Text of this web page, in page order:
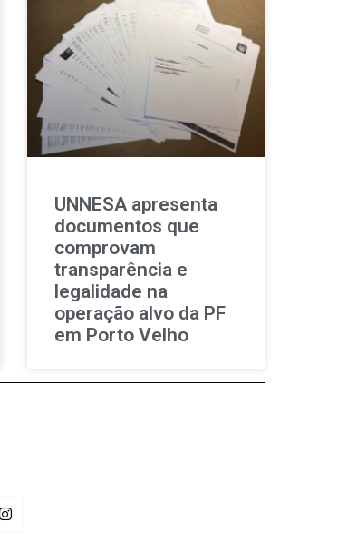
UNNESA apresenta
documentos que
comprovam
transparência e
legalidade na
operação alvo da PF
em Porto Velho